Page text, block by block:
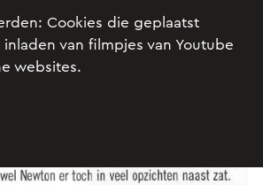
Cookies die geplaatst
van filmpjes van Youtube
websites.